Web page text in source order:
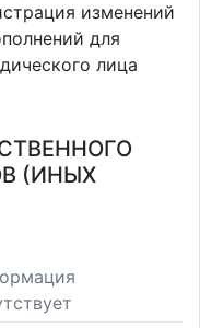
изменений
для
лица
(ИНЫХ